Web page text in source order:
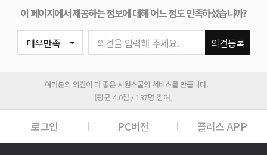
이 페이지에서 제공하는 정보에 대해 어느 정도 만족하셨습니까?
의견을 입력해 주세요. 의견등록
여러분의 의견이 더 좋은 시원스쿨의 서비스를 만듭니다.
[평균 4.0점 / 137명 참여]
로그인 PC버전 플러스 APP